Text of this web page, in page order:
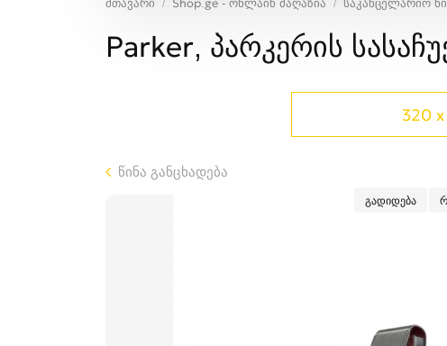
მთავარი Shop.ge - ონლაინ მაღაზია საკანცელარიო
Parker, პარკერის
320
წინა განცხადება
გადიდება